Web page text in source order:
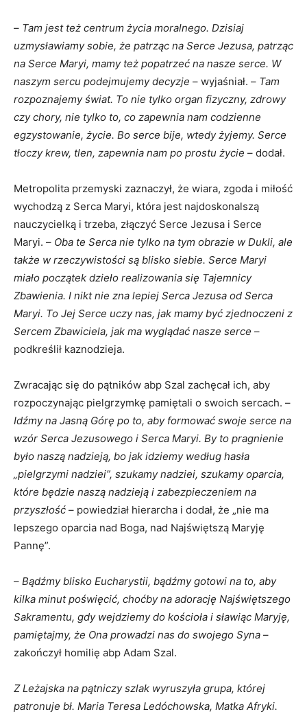
– Tam jest też centrum życia moralnego. Dzisiaj
uzmysławiamy sobie, że patrząc na Serce Jezusa, patrząc
na Serce Maryi, mamy też popatrzeć na nasze serce. W
naszym sercu podejmujemy decyzje – wyjaśniał. – Tam
rozpoznajemy świat. To nie tylko organ fizyczny, zdrowy
czy chory, nie tylko to, co zapewnia nam codzienne
egzystowanie, życie. Bo serce bije, wtedy żyjemy. Serce
tłoczy krew, tlen, zapewnia nam po prostu życie – dodał.
Metropolita przemyski zaznaczył, że wiara, zgoda i miłość
wychodzą z Serca Maryi, która jest najdoskonalszą
nauczycielką i trzeba, złączyć Serce Jezusa i Serce
Maryi. – Oba te Serca nie tylko na tym obrazie w Dukli, ale
także w rzeczywistości są blisko siebie. Serce Maryi
miało początek dzieło realizowania się Tajemnicy
Zbawienia. I nikt nie zna lepiej Serca Jezusa od Serca
Maryi. To Jej Serce uczy nas, jak mamy być zjednoczeni z
Sercem Zbawiciela, jak ma wyglądać nasze serce –
podkreślił kaznodzieja.
Zwracając się do pątników abp Szal zachęcał ich, aby
rozpoczynając pielgrzymkę pamiętali o swoich sercach. –
Idźmy na Jasną Górę po to, aby formować swoje serce na
wzór Serca Jezusowego i Serca Maryi. By to pragnienie
było naszą nadzieją, bo jak idziemy według hasła
„pielgrzymi nadziei”, szukamy nadziei, szukamy oparcia,
które będzie naszą nadzieją i zabezpieczeniem na
przyszłość – powiedział hierarcha i dodał, że „nie ma
lepszego oparcia nad Boga, nad Najświętszą Maryję
Pannę”.
– Bądźmy blisko Eucharystii, bądźmy gotowi na to, aby
kilka minut poświęcić, choćby na adorację Najświętszego
Sakramentu, gdy wejdziemy do kościoła i sławiąc Maryję,
pamiętajmy, że Ona prowadzi nas do swojego Syna –
zakończył homilię abp Adam Szal.
Z Leżajska na pątniczy szlak wyruszyła grupa, której
patronuje bł. Maria Teresa Ledóchowska, Matka Afryki.